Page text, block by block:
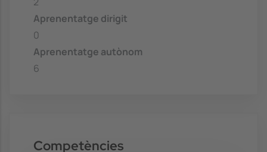
Aprenentatge dirigit
0
Aprenentatge autònom
6
Competències